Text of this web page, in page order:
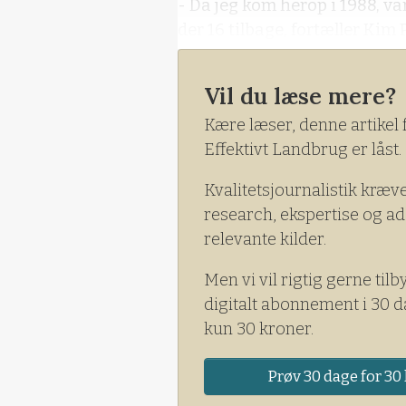
- Da jeg kom herop i 1988,
Han er rådgiver hos MBM,
foderstof, maskinhandel
landmandsbutik.
Vil du læse mere?
Kære læser, denne artikel
Effektivt Landbrug er låst.
Kvalitetsjournalistik
research, ekspertise og
relevante kilder.
Men vi vil rigtig gerne
digitalt abonnement i 30
kun 30 kroner.
Prøv 30 dage for 30